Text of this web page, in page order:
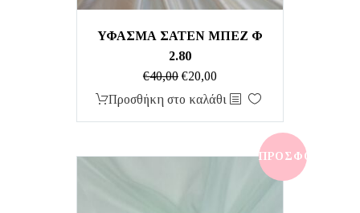
ΥΦΑΣΜΑ ΣΑΤΕΝ ΜΠΕΖ Φ
2.80
€40,00 Original
price
€20,00Η
τρέχουσα
€20,00.
Προσθήκη στο καλάθι
ΠΡΟΣΦΟΡΆ!